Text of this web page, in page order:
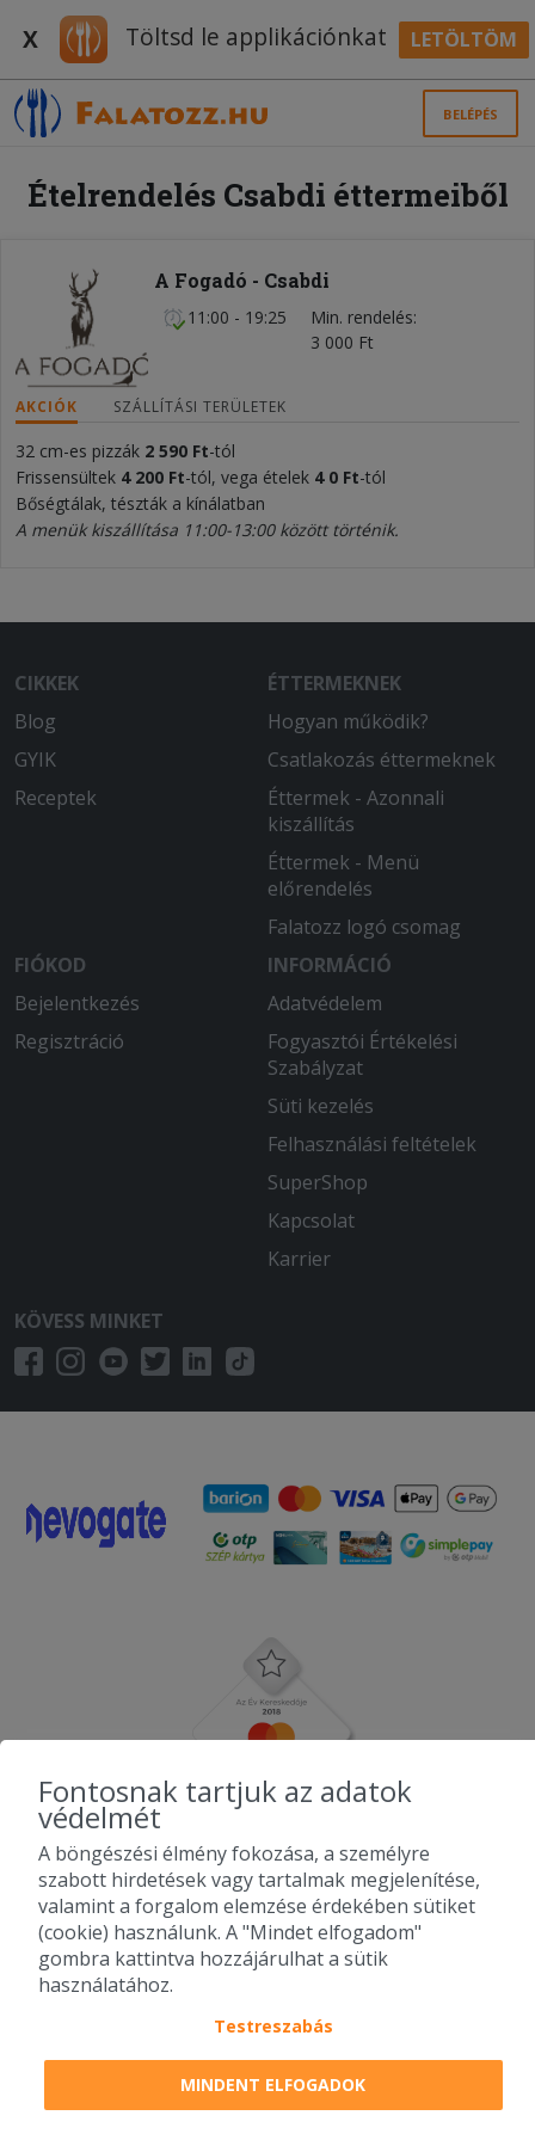
X Töltsd le applikációnkat LETÖLTÖM
BELÉPÉS
Ételrendelés Csabdi éttermeiből
A Fogadó - Csabdi
11:00 - 19:25
Min. rendelés
3 000 Ft
AKCIÓK SZÁLLÍTÁSI TERÜLETEK
32 cm-es pizzák 2 590 Ft-tól
Frissensültek 4 200 Ft-tól, vega ételek 4 0 Ft-tól
Bőségtálak, tészták a kínálatban
A menük kiszállítása 11:00-13:00 között történik.
CIKKEK
Blog
GYIK
Receptek
ÉTTERMEKNEK
Hogyan működik?
Csatlakozás éttermeknek
Éttermek - Azonnali
kiszállítás
Éttermek - Menü
előrendelés
Falatozz logó csomag
FIÓKOD
Bejelentkezés
Regisztráció
INFORMÁCIÓ
Adatvédelem
Fogyasztói Értékelési
Szabályzat
Süti kezelés
Felhasználási feltételek
SuperShop
Kapcsolat
Karrier
KÖVESS MINKET
2010-2026 Copyright - Falatozz.hu - Diston-line Kft.
Pizza, gyros, hamburger, menük kedvező áron, egy helyen az összes
étterem ajánlata.
Fontosnak tartjuk az adatok
védelmét
A böngészési élmény fokozása, a személyre
szabott hirdetések vagy tartalmak megjelenítése,
valamint a forgalom elemzése érdekében sütiket
(cookie) használunk. A "Mindet elfogadom"
gombra kattintva hozzájárulhat a sütik
használatához.
Testreszabás
MINDENT ELFOGADOK